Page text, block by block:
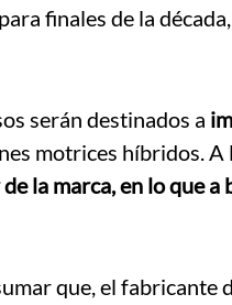
finales de la
serán destinados a
motrices híbridos.
la marca, en lo que
que, el fabricante